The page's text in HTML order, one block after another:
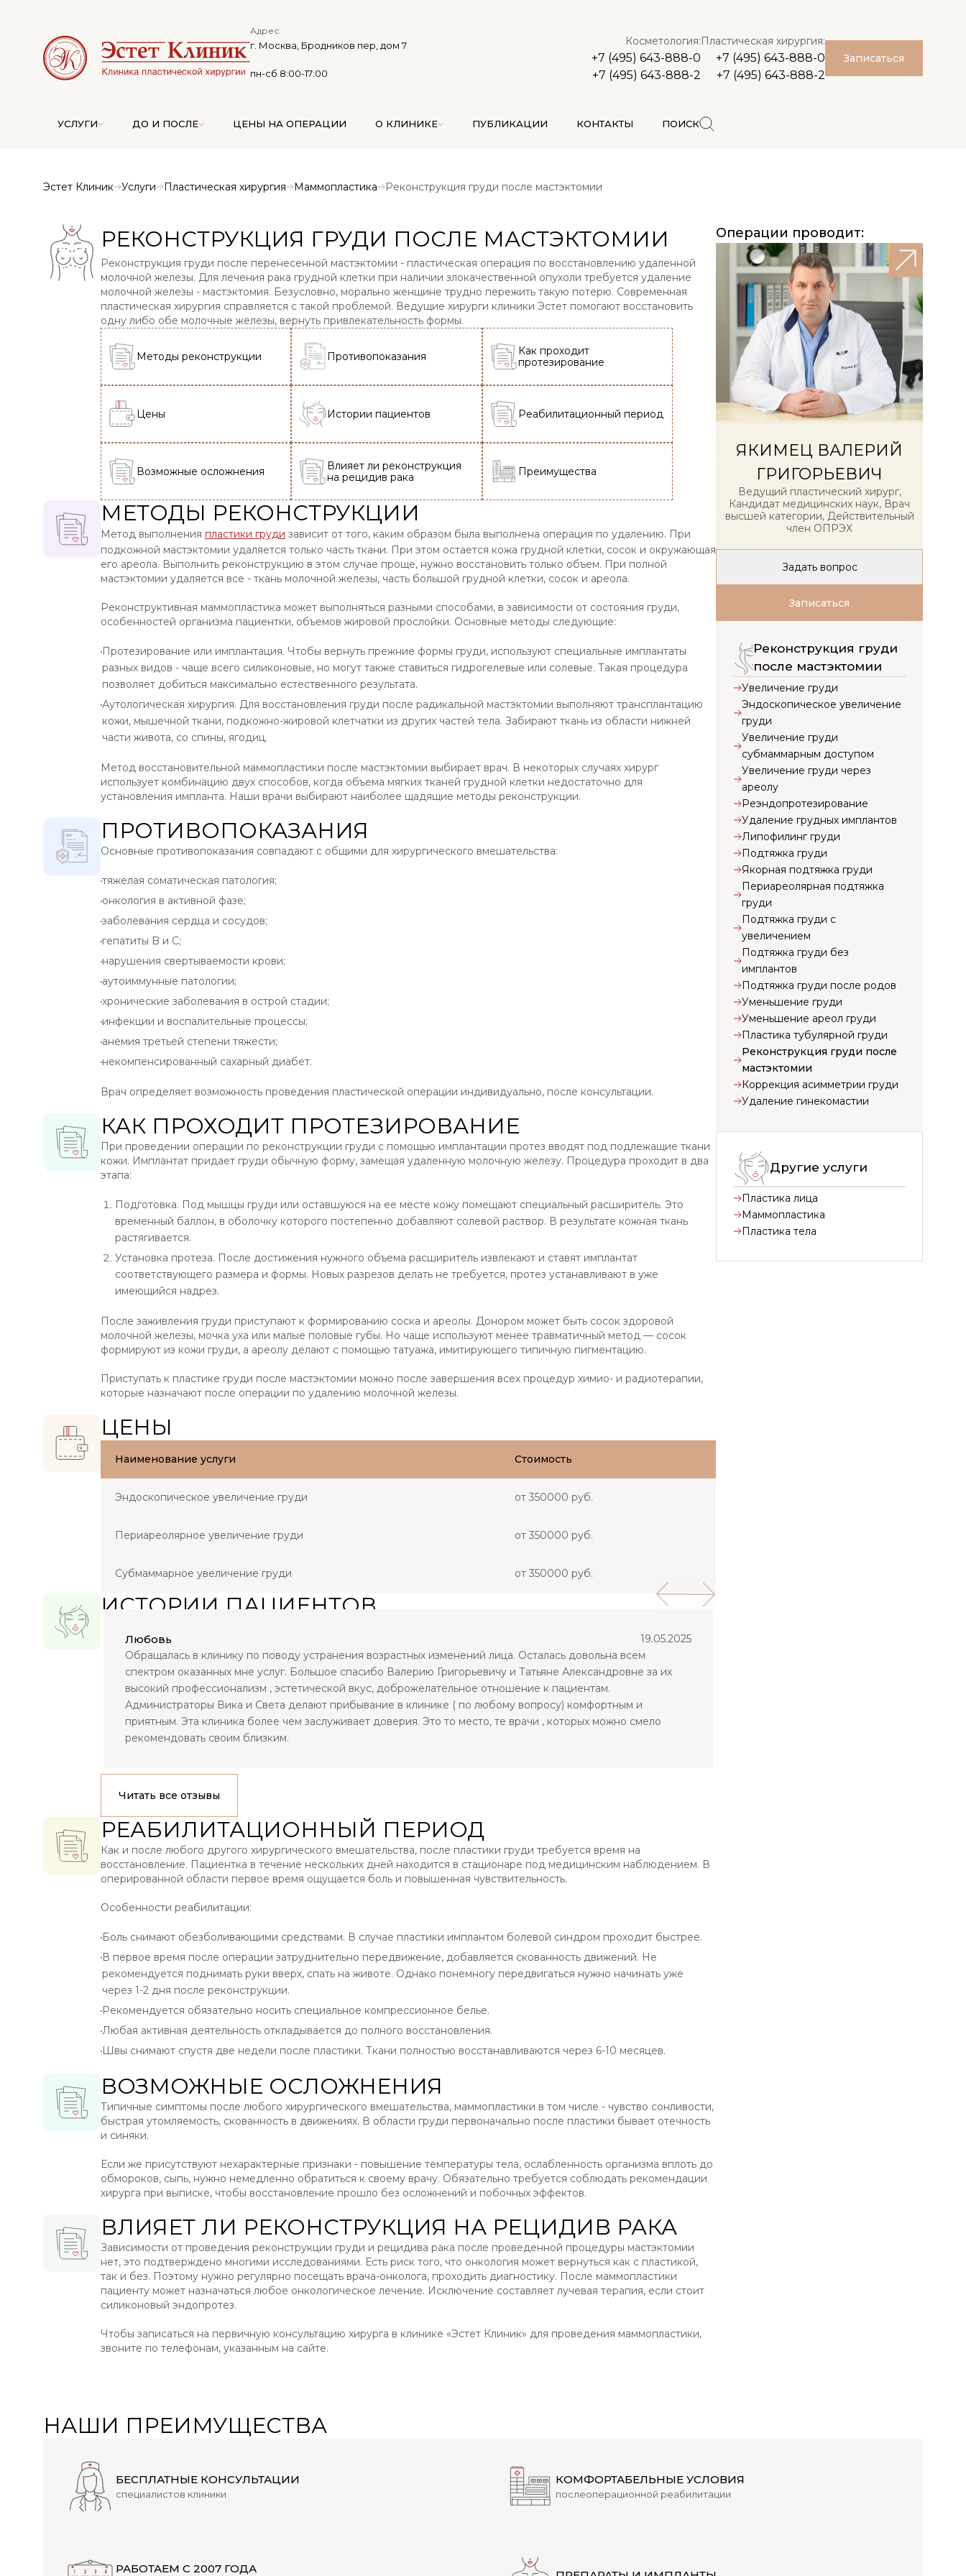
Адрес:
г. Москва, Бродников пер, дом 7
пн-сб 8:00-17:00
Косметология:
+7 (495) 643-888-0
+7 (495) 643-888-2
Пластическая хирургия:
+7 (495) 643-888-0
+7 (495) 643-888-2
Записаться
УСЛУГИ ДО И ПОСЛЕ ЦЕНЫ НА ОПЕРАЦИИ О КЛИНИКЕ ПУБЛИКАЦИИ КОНТАКТЫ ПОИСК
Эстет Клиник Услуги Пластическая хирургия Маммопластика Реконструкция груди после мастэктомии
РЕКОНСТРУКЦИЯ ГРУДИ ПОСЛЕ МАСТЭКТОМИИ
Реконструкция груди после перенесенной мастэктомии - пластическая операция по восстановлению удаленной
молочной железы. Для лечения рака грудной клетки при наличии злокачественной опухоли требуется удаление
молочной железы - мастэктомия. Безусловно, морально женщине трудно пережить такую потерю. Современная
пластическая хирургия справляется с такой проблемой. Ведущие хирурги клиники Эстет помогают восстановить
одну либо обе молочные железы, вернуть привлекательность формы.
Методы реконструкции Противопоказания
Как проходит
протезирование
Цены Истории пациентов Реабилитационный период
Возможные осложнения
Влияет ли реконструкция
на рецидив рака
Преимущества
МЕТОДЫ РЕКОНСТРУКЦИИ
Метод выполнения пластики груди зависит от того, каким образом была выполнена операция по удалению. При
подкожной мастэктомии удаляется только часть ткани. При этом остается кожа грудной клетки, сосок и окружающая
его ареола. Выполнить реконструкцию в этом случае проще, нужно восстановить только объем. При полной
мастэктомии удаляется все - ткань молочной железы, часть большой грудной клетки, сосок и ареола.
Реконструктивная маммопластика может выполняться разными способами, в зависимости от состояния груди,
особенностей организма пациентки, объемов жировой прослойки. Основные методы следующие:
Протезирование или имплантация. Чтобы вернуть прежние формы груди, используют специальные имплантаты
разных видов - чаще всего силиконовые, но могут также ставиться гидрогелевые или солевые. Такая процедура
позволяет добиться максимально естественного результата.
Аутологическая хирургия. Для восстановления груди после радикальной мастэктомии выполняют трансплантацию
кожи, мышечной ткани, подкожно-жировой клетчатки из других частей тела. Забирают ткань из области нижней
части живота, со спины, ягодиц.
Метод восстановительной маммопластики после мастэктомии выбирает врач. В некоторых случаях хирург
использует комбинацию двух способов, когда объема мягких тканей грудной клетки недостаточно для
установления импланта. Наши врачи выбирают наиболее щадящие методы реконструкции.
ПРОТИВОПОКАЗАНИЯ
Основные противопоказания совпадают с общими для хирургического вмешательства:
тяжелая соматическая патология;
онкология в активной фазе;
заболевания сердца и сосудов;
гепатиты B и C;
нарушения свертываемости крови;
аутоиммунные патологии;
хронические заболевания в острой стадии;
инфекции и воспалительные процессы;
анемия третьей степени тяжести;
некомпенсированный сахарный диабет.
Врач определяет возможность проведения пластической операции индивидуально, после консультации.
КАК ПРОХОДИТ ПРОТЕЗИРОВАНИЕ
При проведении операции по реконструкции груди с помощью имплантации протез вводят под подлежащие ткани
кожи. Имплантат придает груди обычную форму, замещая удаленную молочную железу. Процедура проходит в два
этапа:
Подготовка. Под мышцы груди или оставшуюся на ее месте кожу помещают специальный расширитель. Это
временный баллон, в оболочку которого постепенно добавляют солевой раствор. В результате кожная ткань
растягивается.
Установка протеза. После достижения нужного объема расширитель извлекают и ставят имплантат
соответствующего размера и формы. Новых разрезов делать не требуется, протез устанавливают в уже
имеющийся надрез.
После заживления груди приступают к формированию соска и ареолы. Донором может быть сосок здоровой
молочной железы, мочка уха или малые половые губы. Но чаще используют менее травматичный метод — сосок
формируют из кожи груди, а ареолу делают с помощью татуажа, имитирующего типичную пигментацию.
Приступать к пластике груди после мастэктомии можно после завершения всех процедур химио- и радиотерапии,
которые назначают после операции по удалению молочной железы.
ЦЕНЫ
Наименование услуги Стоимость
Эндоскопическое увеличение груди от 350000 руб.
Периареолярное увеличение груди от 350000 руб.
Субмаммарное увеличение груди от 350000 руб.
ИСТОРИИ ПАЦИЕНТОВ
Любовь
19.05.2025
Обращалась в клинику по поводу устранения возрастных изменений лица. Осталась довольна всем
спектром оказанных мне услуг. Большое спасибо Валерию Григорьевичу и Татьяне Александровне за их
высокий профессионализм , эстетической вкус, доброжелательное отношение к пациентам.
Администраторы Вика и Света делают прибывание в клинике ( по любому вопросу) комфортным и
приятным. Эта клиника более чем заслуживает доверия. Это то место, те врачи , которых можно смело
рекомендовать своим близким.
Читать все отзывы
РЕАБИЛИТАЦИОННЫЙ ПЕРИОД
Как и после любого другого хирургического вмешательства, после пластики груди требуется время на
восстановление. Пациентка в течение нескольких дней находится в стационаре под медицинским наблюдением. В
оперированной области первое время ощущается боль и повышенная чувствительность.
Особенности реабилитации:
Боль снимают обезболивающими средствами. В случае пластики имплантом болевой синдром проходит быстрее.
В первое время после операции затруднительно передвижение, добавляется скованность движений. Не
рекомендуется поднимать руки вверх, спать на животе. Однако понемногу передвигаться нужно начинать уже
через 1-2 дня после реконструкции.
Рекомендуется обязательно носить специальное компрессионное белье.
Любая активная деятельность откладывается до полного восстановления.
Швы снимают спустя две недели после пластики. Ткани полностью восстанавливаются через 6-10 месяцев.
ВОЗМОЖНЫЕ ОСЛОЖНЕНИЯ
Типичные симптомы после любого хирургического вмешательства, маммопластики в том числе - чувство сонливости,
быстрая утомляемость, скованность в движениях. В области груди первоначально после пластики бывает отечность
и синяки.
Если же присутствуют нехарактерные признаки - повышение температуры тела, ослабленность организма вплоть до
обмороков, сыпь, нужно немедленно обратиться к своему врачу. Обязательно требуется соблюдать рекомендации
хирурга при выписке, чтобы восстановление прошло без осложнений и побочных эффектов.
ВЛИЯЕТ ЛИ РЕКОНСТРУКЦИЯ НА РЕЦИДИВ РАКА
Зависимости от проведения реконструкции груди и рецидива рака после проведенной процедуры мастэктомии
нет, это подтверждено многими исследованиями. Есть риск того, что онкология может вернуться как с пластикой,
так и без. Поэтому нужно регулярно посещать врача-онколога, проходить диагностику. После маммопластики
пациенту может назначаться любое онкологическое лечение. Исключение составляет лучевая терапия, если стоит
силиконовый эндопротез.
Чтобы записаться на первичную консультацию хирурга в клинике «Эстет Клиник» для проведения маммопластики,
звоните по телефонам, указанным на сайте.
Операции проводит:
ЯКИМЕЦ ВАЛЕРИЙ
ГРИГОРЬЕВИЧ
Ведущий пластический хирург,
Кандидат медицинских наук, Врач
высшей категории, Действительный
член ОПРЭХ
Задать вопрос
Записаться
Реконструкция груди
после мастэктомии
Увеличение груди
Эндоскопическое увеличение
груди
Увеличение груди
субмаммарным доступом
Увеличение груди через
ареолу
Реэндопротезирование
Удаление грудных имплантов
Липофилинг груди
Подтяжка груди
Якорная подтяжка груди
Периареолярная подтяжка
груди
Подтяжка груди с
увеличением
Подтяжка груди без
имплантов
Подтяжка груди после родов
Уменьшение груди
Уменьшение ареол груди
Пластика тубулярной груди
Реконструкция груди после
мастэктомии
Коррекция асимметрии груди
Удаление гинекомастии
Другие услуги
Пластика лица
Маммопластика
Пластика тела
НАШИ ПРЕИМУЩЕСТВА
БЕСПЛАТНЫЕ КОНСУЛЬТАЦИИ
специалистов клиники
КОМФОРТАБЕЛЬНЫЕ УСЛОВИЯ
послеоперационной реабилитации
РАБОТАЕМ С 2007 ГОДА